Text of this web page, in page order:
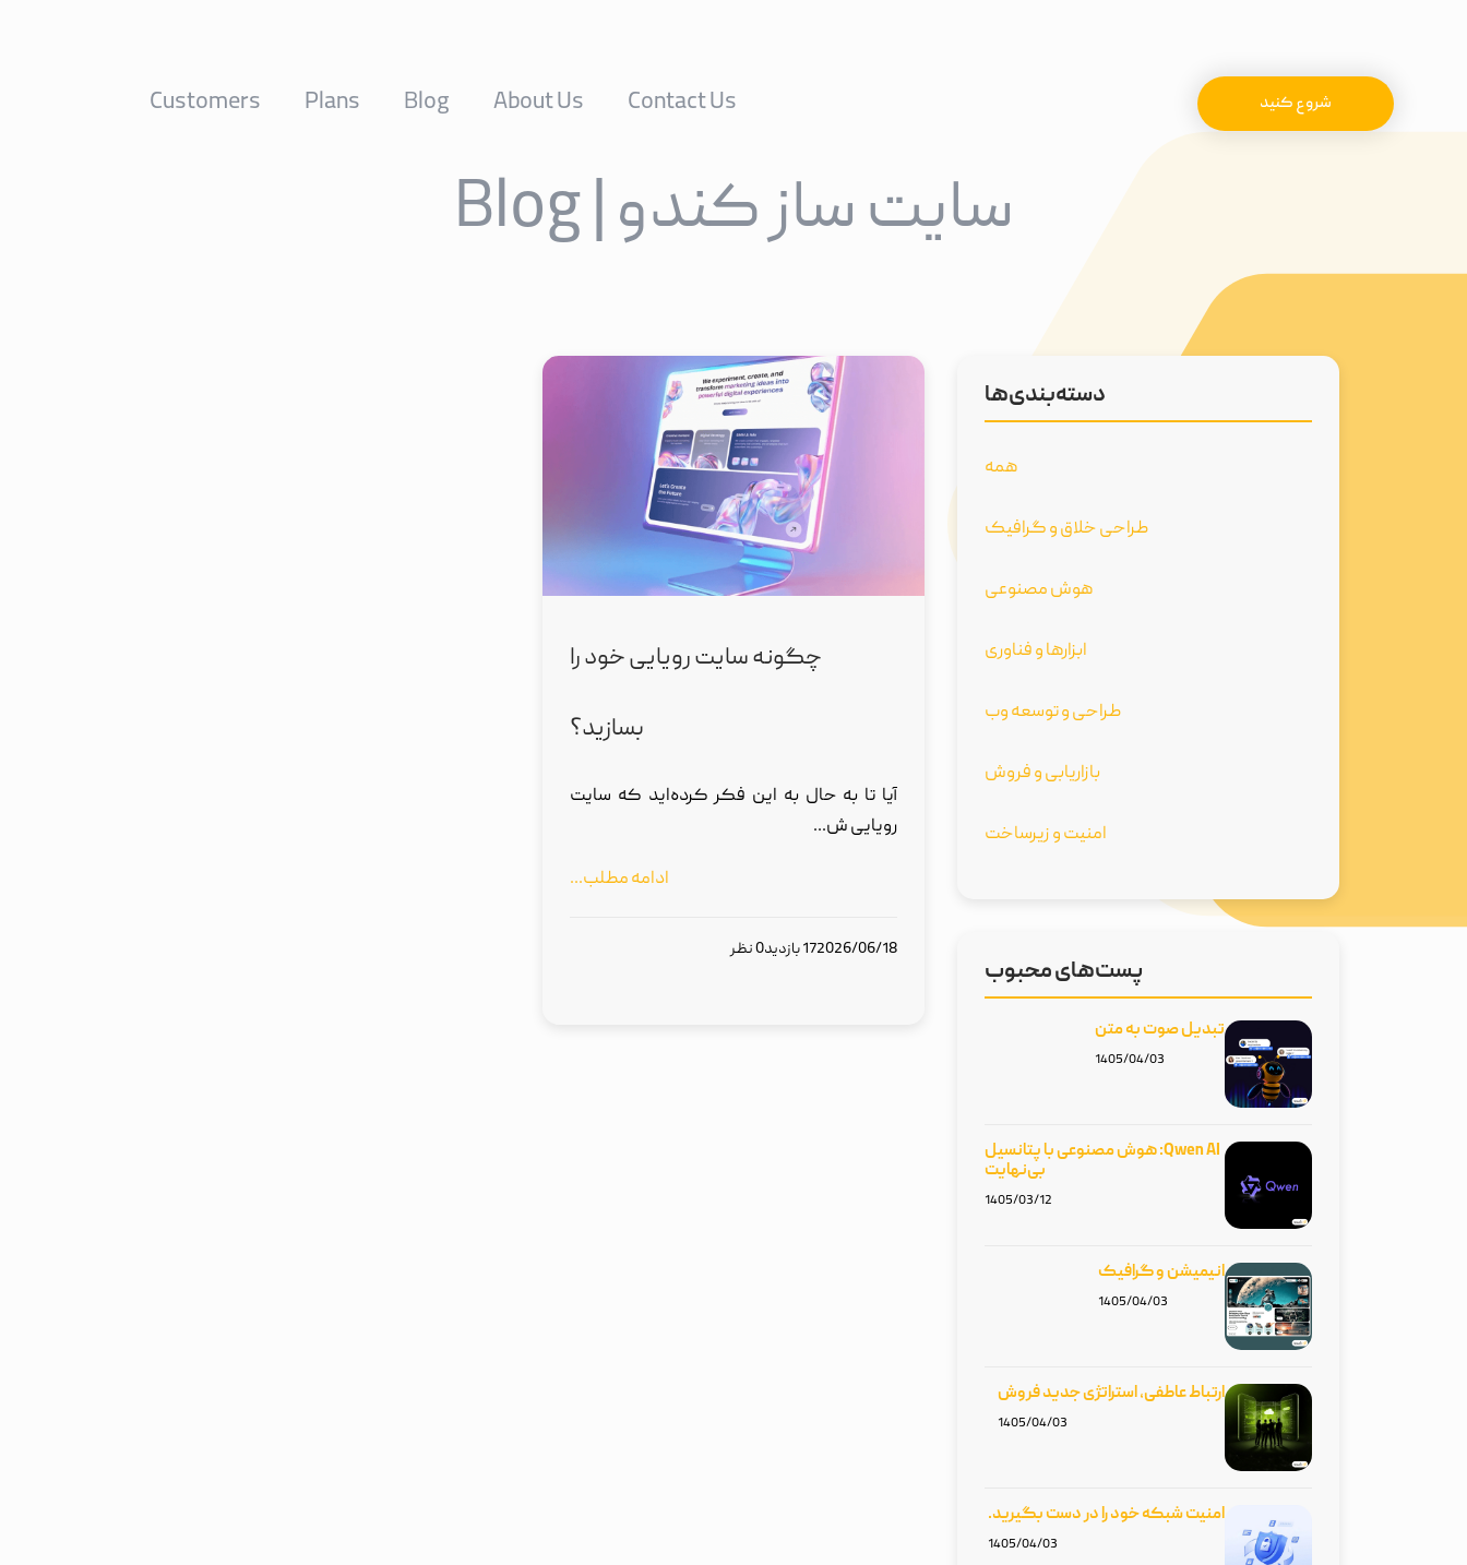
شروع کنید Customers Plans Blog About Us Contact Us
سایت ساز کندو | Blog
دسته‌بندی‌ها
همه
طراحی خلاق و گرافیک
هوش مصنوعی
ابزارها و فناوری
طراحی و توسعه وب
بازاریابی و فروش
امنیت و زیرساخت
پست‌های محبوب
تبدیل صوت به متن
1405/04/03
Qwen AI: هوش مصنوعی با پتانسیل
بی‌نهایت
1405/03/12
انیمیشن و گرافیک
1405/04/03
ارتباط عاطفی، استراتژی جدید فروش
1405/04/03
امنیت شبکه‌ خود را در دست بگیرید.
1405/04/03
چگونه سایت رویایی خود را
بسازید؟
آیا تا به حال به این فکر کرده‌اید که سایت
رویایی ش...
ادامه مطلب...
2026/06/1817 بازدید 0 نظر